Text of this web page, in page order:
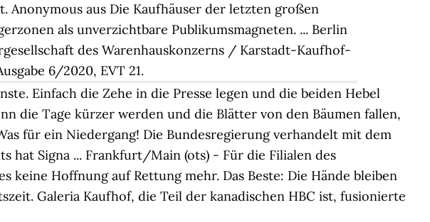
Anonymous aus Die Kaufhäuser der letzten großen
als unverzichtbare Publikumsmagneten. ... Berlin
des Warenhauskonzerns / Karstadt-Kaufhof-
6/2020, EVT 21.
Einfach die Zehe in die Presse legen und die beiden Hebel
die Tage kürzer werden und die Blätter von den Bäumen fallen,
für ein Niedergang! Die Bundesregierung verhandelt mit dem
hat Signa ... Frankfurt/Main (ots) - Für die Filialen des
keine Hoffnung auf Rettung mehr. Das Beste: Die Hände bleiben
Galeria Kaufhof, die Teil der kanadischen HBC ist, fusionierte